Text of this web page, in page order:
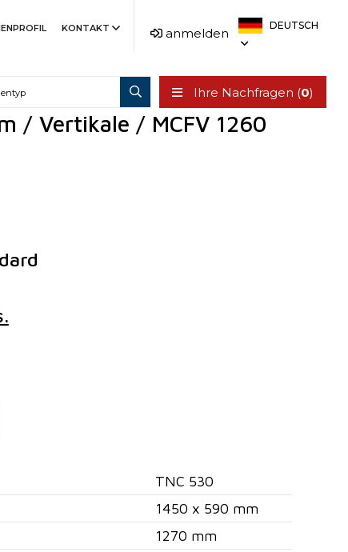
KONTAKT anmelden
DEUTSCH
Ihre Nachfragen (0)
/ Vertikale / MCFV 1260
TNC 530
1450 x 590 mm
1270 mm